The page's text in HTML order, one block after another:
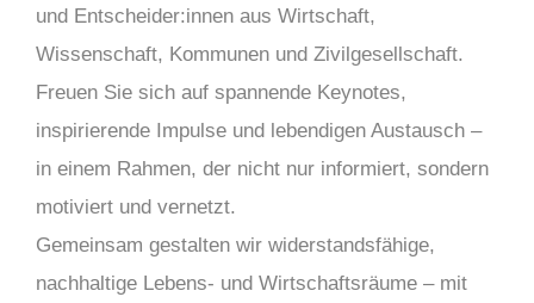
und Entscheider:innen aus Wirtschaft,
Wissenschaft, Kommunen und Zivilgesellschaft.
Freuen Sie sich auf spannende Keynotes,
inspirierende Impulse und lebendigen Austausch –
in einem Rahmen, der nicht nur informiert, sondern
motiviert und vernetzt.
Gemeinsam gestalten wir widerstandsfähige,
nachhaltige Lebens- und Wirtschaftsräume – mit